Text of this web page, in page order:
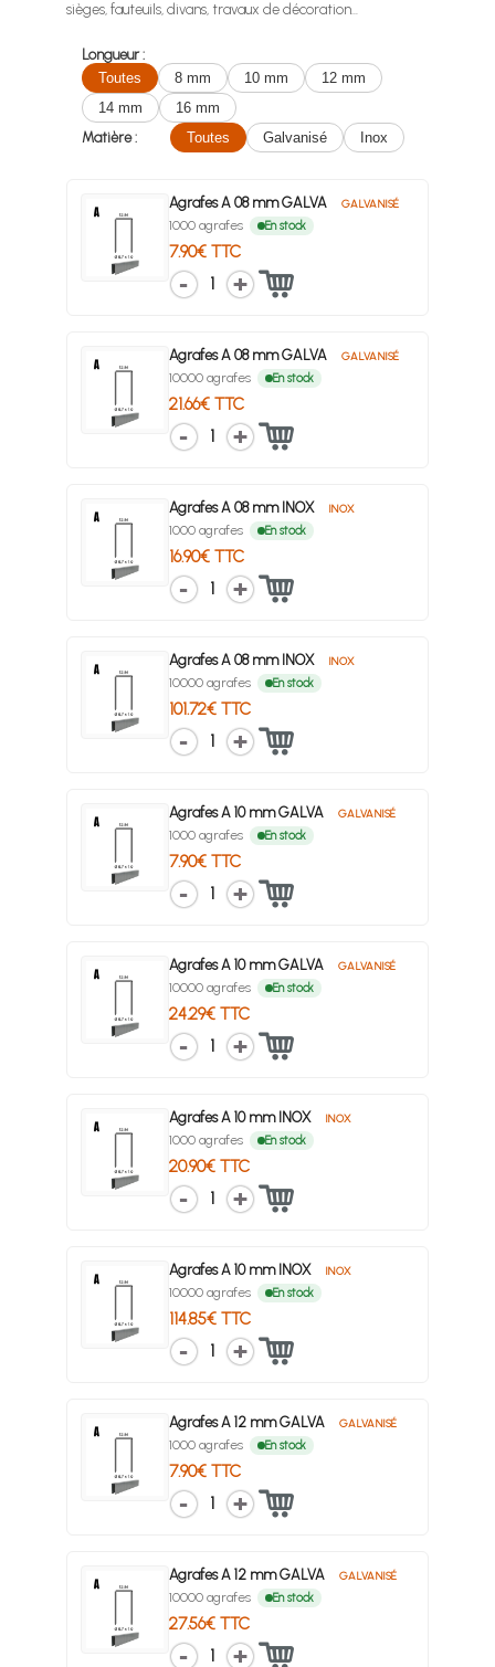
sièges, fauteuils, divans, travaux de décoration...
Longueur :
Toutes
8 mm 10 mm
12 mm
14 mm
16 mm
Matière :
Toutes Galvanisé Inox
Agrafes A 08 mm GALVA GALVANISÉ
1000 agrafes En stock
7.90€ TTC
1
Agrafes A 08 mm GALVA GALVANISÉ
10000 agrafes En stock
21.66€ TTC
1
Agrafes A 08 mm INOX INOX
1000 agrafes En stock
16.90€ TTC
1
Agrafes A 08 mm INOX INOX
10000 agrafes En stock
101.72€ TTC
1
Agrafes A 10 mm GALVA GALVANISÉ
1000 agrafes En stock
7.90€ TTC
1
Agrafes A 10 mm GALVA GALVANISÉ
10000 agrafes En stock
24.29€ TTC
1
Agrafes A 10 mm INOX INOX
1000 agrafes En stock
20.90€ TTC
1
Agrafes A 10 mm INOX INOX
10000 agrafes En stock
114.85€ TTC
1
Agrafes A 12 mm GALVA GALVANISÉ
1000 agrafes En stock
7.90€ TTC
1
Agrafes A 12 mm GALVA GALVANISÉ
10000 agrafes En stock
27.56€ TTC
1